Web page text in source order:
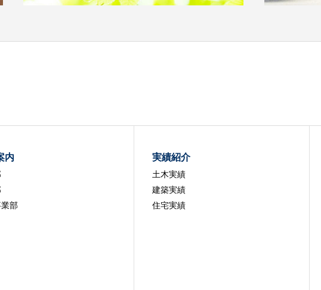
内
部
実績紹介
土木実績
建築実績
住宅実績